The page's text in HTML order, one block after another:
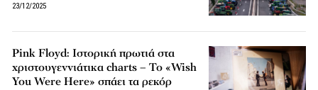
23/12/2025
Pink Floyd: Ιστορική πρωτιά στα
χριστουγεννιάτικα charts – Το «Wish
You Were Here» σπάει τα ρεκόρ